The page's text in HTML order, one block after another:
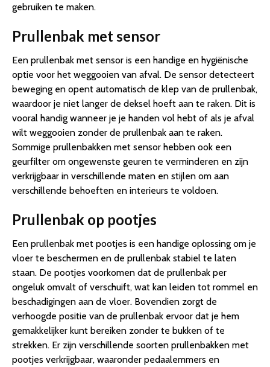
gebruiken te maken.
Prullenbak met sensor
Een prullenbak met sensor is een handige en hygiënische
optie voor het weggooien van afval. De sensor detecteert
beweging en opent automatisch de klep van de prullenbak,
waardoor je niet langer de deksel hoeft aan te raken. Dit is
vooral handig wanneer je je handen vol hebt of als je afval
wilt weggooien zonder de prullenbak aan te raken.
Sommige prullenbakken met sensor hebben ook een
geurfilter om ongewenste geuren te verminderen en zijn
verkrijgbaar in verschillende maten en stijlen om aan
verschillende behoeften en interieurs te voldoen.
Prullenbak op pootjes
Een prullenbak met pootjes is een handige oplossing om je
vloer te beschermen en de prullenbak stabiel te laten
staan. De pootjes voorkomen dat de prullenbak per
ongeluk omvalt of verschuift, wat kan leiden tot rommel en
beschadigingen aan de vloer. Bovendien zorgt de
verhoogde positie van de prullenbak ervoor dat je hem
gemakkelijker kunt bereiken zonder te bukken of te
strekken. Er zijn verschillende soorten prullenbakken met
pootjes verkrijgbaar, waaronder pedaalemmers en